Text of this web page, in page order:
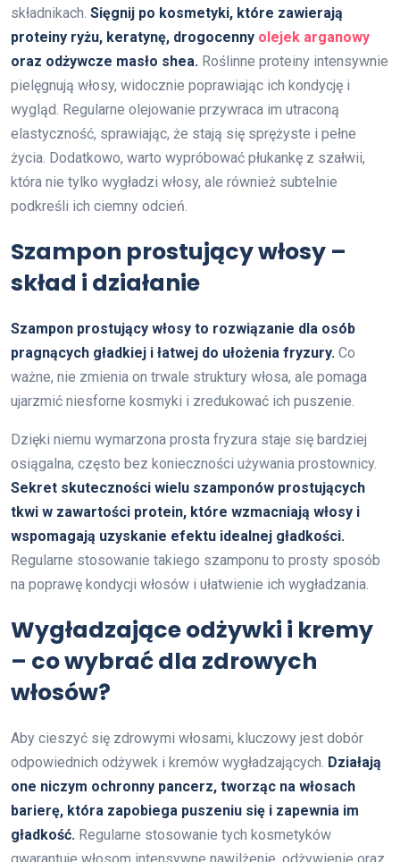
składnikach. Sięgnij po kosmetyki, które zawierają
proteiny ryżu, keratynę, drogocenny olejek arganowy
oraz odżywcze masło shea. Roślinne proteiny intensywnie
pielęgnują włosy, widocznie poprawiając ich kondycję i
wygląd. Regularne olejowanie przywraca im utraconą
elastyczność, sprawiając, że stają się sprężyste i pełne
życia. Dodatkowo, warto wypróbować płukankę z szałwii,
która nie tylko wygładzi włosy, ale również subtelnie
podkreśli ich ciemny odcień.
Szampon prostujący włosy –
skład i działanie
Szampon prostujący włosy to rozwiązanie dla osób
pragnących gładkiej i łatwej do ułożenia fryzury. Co
ważne, nie zmienia on trwale struktury włosa, ale pomaga
ujarzmić niesforne kosmyki i zredukować ich puszenie.
Dzięki niemu wymarzona prosta fryzura staje się bardziej
osiągalna, często bez konieczności używania prostownicy.
Sekret skuteczności wielu szamponów prostujących
tkwi w zawartości protein, które wzmacniają włosy i
wspomagają uzyskanie efektu idealnej gładkości.
Regularne stosowanie takiego szamponu to prosty sposób
na poprawę kondycji włosów i ułatwienie ich wygładzania.
Wygładzające odżywki i kremy
– co wybrać dla zdrowych
włosów?
Aby cieszyć się zdrowymi włosami, kluczowy jest dobór
odpowiednich odżywek i kremów wygładzających. Działają
one niczym ochronny pancerz, tworząc na włosach
barierę, która zapobiega puszeniu się i zapewnia im
gładkość. Regularne stosowanie tych kosmetyków